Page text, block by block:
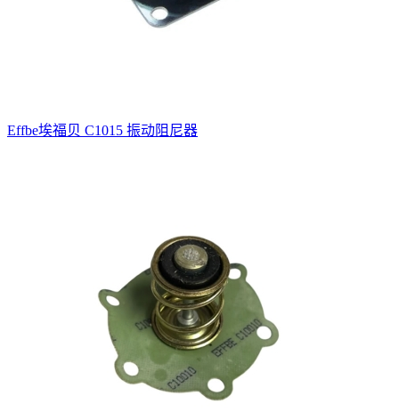
Effbe埃福贝 C1015 振动阻尼器